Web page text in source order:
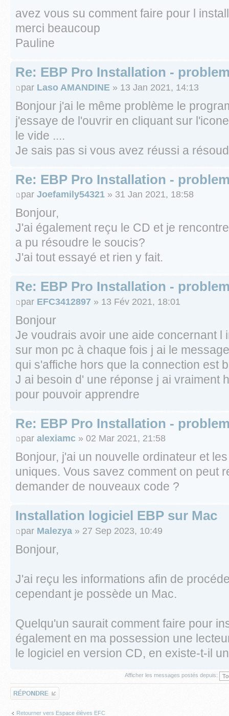
avez vous su comment faire pour l
merci beaucoup
Pauline
Re: EBP Pro Installation -
par Laso AMANDINE » 13 Jan 2021, 14:13
Bonjour j'ai le même problème le
j'essaye de l'ouvrir en cliquant sur
le vide ....
Je sais pas si vous avez réussi a
Re: EBP Pro Installation -
par Joefamily54321 » 31 Jan 2021, 18:58
Bonjour,
J'ai également reçu le CD et je
a pu résoudre le soucis?
J'ai tout essayé et rien y fait.
Re: EBP Pro Installation -
par EFC3412897 » 13 Fév 2021, 18:01
Bonjour
Je voudrais avoir une aide concernant l
sur mon pc à chaque fois j ai le
qui s'affiche hors que la connection est
J ai besoin d' une réponse j ai vraiment
pour pouvoir apprendre
Re: EBP Pro Installation -
par alexiamc » 02 Mar 2021, 21:58
Bonjour, j'ai un nouvelle ordinateur et
uniques. Vous savez comment on peut
demander de nouveaux code ?
Installation logiciel EBP sur Mac
par Malezya » 27 Sep 2023, 10:49
Bonjour,
J'ai reçu les informations afin de
cependant je possède un Mac.
Quelqu'un saurait comment faire pour
également en ma possession une
le logiciel en version CD, en existe-t-il
Afficher les messages postés depuis:
Répondre
Retourner vers Espace élèves EFC